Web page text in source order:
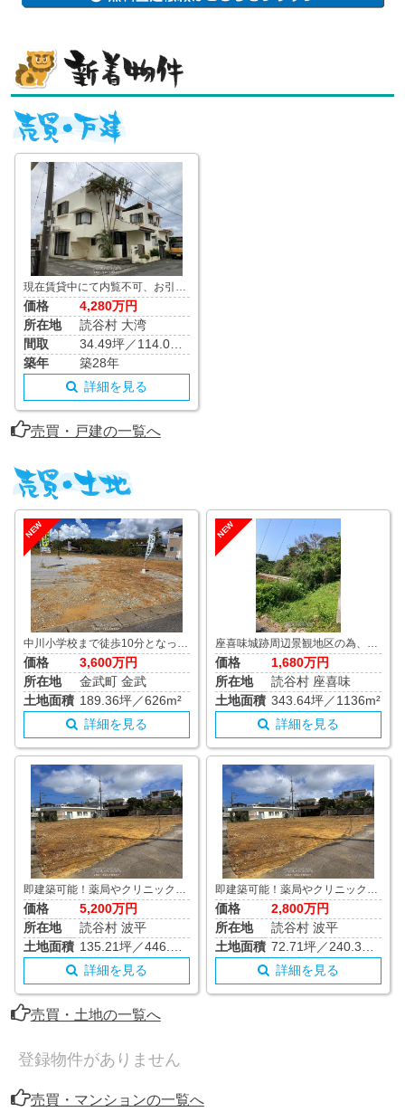
価格
4,280万円
所在地
読谷村 大湾
間取
築年
築28年
詳細を見る
売買・戸建の一覧へ
NEW
価格
3,600万円
所在地
金武町 金武
土地面積 189.36坪／626m²
詳細を見る
NEW
価格
1,680万円
所在地
読谷村 座喜味
土地面積 343.64坪／1136m²
詳細を見る
価格
5,200万円
所在地
読谷村 波平
土地面積
詳細を見る
価格
2,800万円
所在地
読谷村 波平
土地面積
詳細を見る
売買・土地の一覧へ
登録物件がありません
売買・マンションの一覧へ